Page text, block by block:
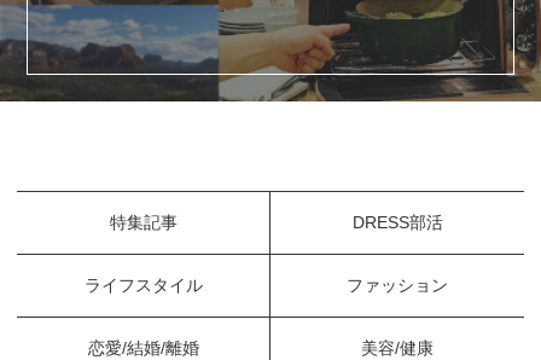
特集記事 DRESS部活
ライフスタイル ファッション
恋愛/結婚/離婚 美容/健康